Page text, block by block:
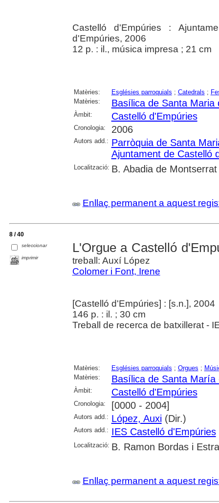
Castelló d'Empúries :
d'Empúries, 2006
12 p. : il., música impresa ; 21 cm
Matèries: Esglésies parroquials ; Catedrals ;
Matèries:
Basílica de Santa Maria
Àmbit: Castelló d'Empúries
Cronologia: 2006
Autors add.: Parròquia de Santa
Ajuntament de Castelló
Localització: B. Abadia de Montserrat
Enllaç permanent a aquest
8 / 40
seleccionar
imprimir
L'Orgue a Castelló
treball: Auxí López
Colomer i Font, Irene
[Castelló d'Empúries] : [s.n.], 2004
146 p. : il. ; 30 cm
Treball de recerca de batxillerat -
Matèries: Esglésies parroquials ; Orgues ;
Matèries:
Basílica de Santa
Àmbit: Castelló d'Empúries
Cronologia: [0000 - 2004]
Autors add.: López, Auxi(Dir.)
Autors add.: IES Castelló d'Empúries
Localització: B. Ramon Bordas i
Enllaç permanent a aquest